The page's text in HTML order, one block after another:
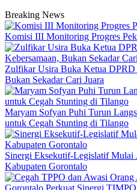
Breaking News
Komisi III Monitoring Progres
Zulfikar Usira Buka Ketua DPRD
Bukan Sekadar Cari Juara
Maryam Sofyan Puhi Turun
untuk Cegah Stunting di Tilango
Sinergi Eksekutif-Legislatif Mulai
Kabupaten Gorontalo